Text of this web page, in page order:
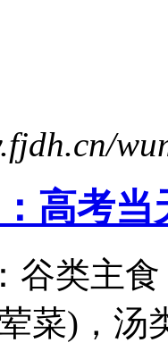
高考当
类主食
菜)，汤